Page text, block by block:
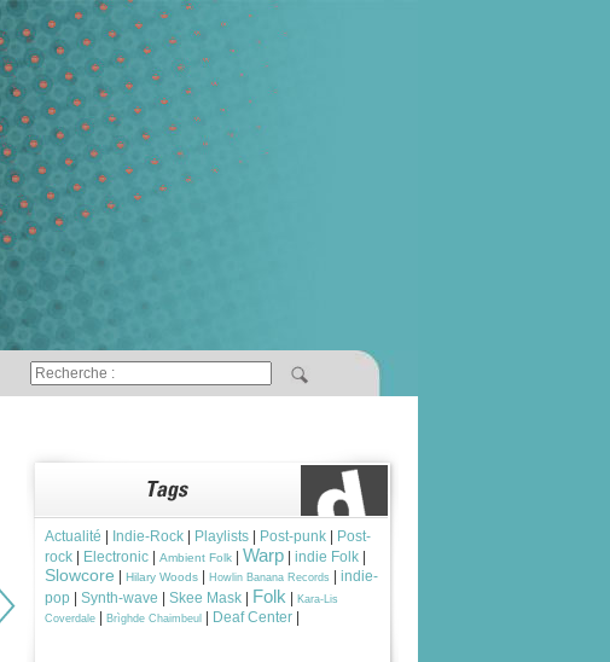
Actualité Indie-Rock Playlists Post-punk
Post-
rock
Electronic Ambient Folk Warp indie Folk
Slowcore Hilary Woods Howlin Banana Records
indie-
pop
Synth-wave Skee Mask Folk
Kara-Lis
Coverdale
Brìghde Chaimbeul Deaf Center